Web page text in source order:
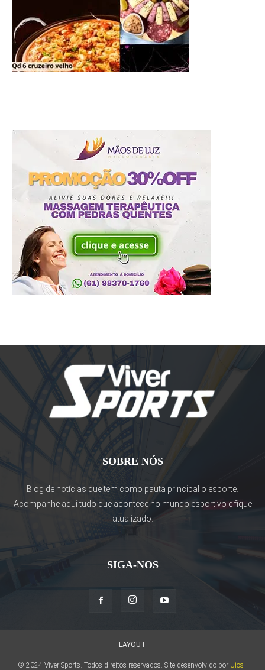
SOBRE NÓS
Blog de notícias que tem como pauta principal o esporte.
Acompanhe aqui tudo que acontece no mundo esportivo e fique
atualizado.
SIGA-NOS
LAYOUT
© 2024 Viver Sports. Todos direitos reservados. Site desenvolvido por Uios -